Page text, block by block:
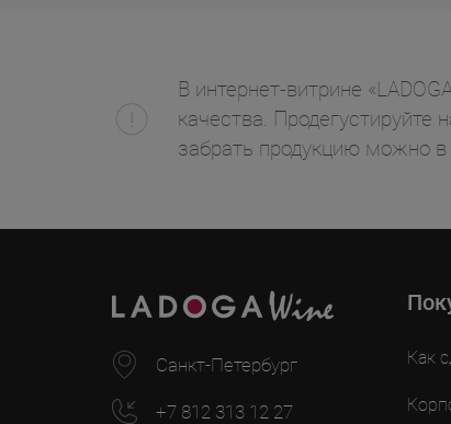
В интернет-витрине
качества. Продегустируйте
забрать продукцию можно
Санкт-Петербург
+7 812 313 12 27
Как